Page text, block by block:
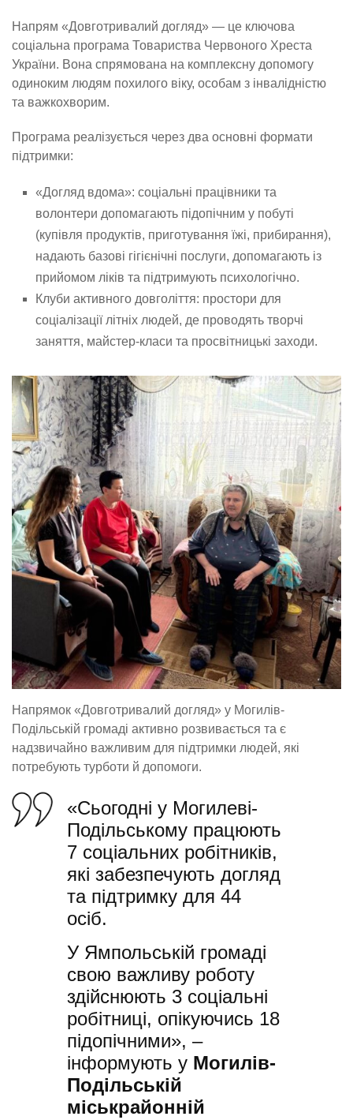
Напрям «Довготривалий догляд» — це ключова
соціальна програма Товариства Червоного Хреста
України. Вона спрямована на комплексну допомогу
одиноким людям похилого віку, особам з інвалідністю
та важкохворим.
Програма реалізується через два основні формати
підтримки:
«Догляд вдома»: соціальні працівники та
волонтери допомагають підопічним у побуті
(купівля продуктів, приготування їжі, прибирання),
надають базові гігієнічні послуги, допомагають із
прийомом ліків та підтримують психологічно.
Клуби активного довголіття: простори для
соціалізації літніх людей, де проводять творчі
заняття, майстер-класи та просвітницькі заходи.
Напрямок «Довготривалий догляд» у Могилів-
Подільській громаді активно розвивається та є
надзвичайно важливим для підтримки людей, які
потребують турботи й допомоги.
«Сьогодні у Могилеві-
Подільському працюють
7 соціальних робітників,
які забезпечують догляд
та підтримку для 44
осіб.
У Ямпольській громаді
свою важливу роботу
здійснюють 3 соціальні
робітниці, опікуючись 18
підопічними», –
інформують у Могилів-
Подільській
міськрайонній